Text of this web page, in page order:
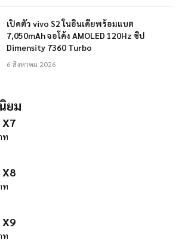
เปิดตัว vivo S2 ในอินเดียพร้อมแบต
7,050mAh จอโค้ง AMOLED 120Hz ชิป
Dimensity 7360 Turbo
6 สิงหาคม 2026
ยม
ท
ท
ท